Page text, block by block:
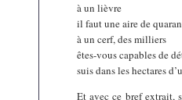
à un lièvre
il faut une aire de
à un cerf, des milliers
êtes-vous capables de
suis dans les hectares
Et avec ce bref extrait,